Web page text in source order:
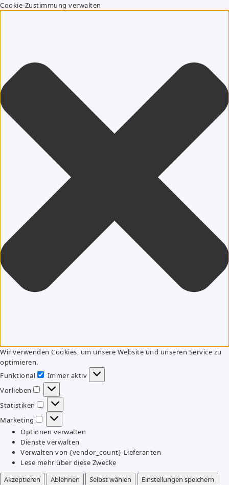
Cookie-Zustimmung verwalten
Wir verwenden Cookies, um unsere Website und unseren Service zu
optimieren.
Funktional
Funktional
Immer aktiv
Vorlieben
Vorlieben
Statistiken
Statistiken
Marketing
Marketing
Optionen verwalten
Dienste verwalten
Verwalten von {vendor_count}-Lieferanten
Lese mehr über diese Zwecke
Akzeptieren
Ablehnen Selbst wählen
Einstellungen speichern